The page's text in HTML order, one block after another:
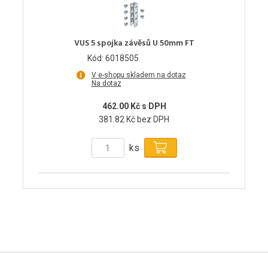
VUS 5 spojka závěsů U 50mm FT
Kód: 6018505
V e-shopu skladem na dotaz
Na dotaz
462.00 Kč s DPH
381.82 Kč bez DPH
ks